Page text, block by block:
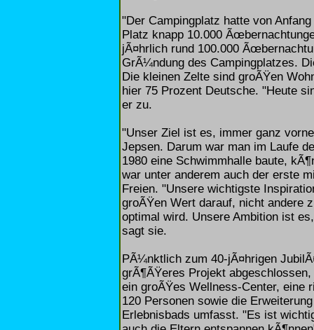
"Der Campingplatz hatte von
Platz knapp 10.000
jÃ¤hrlich rund 100.000
GrÃ¼ndung des Campingplatzes.
Die kleinen Zelte sind groÃŸen
hier 75 Prozent Deutsche. "Heute
er zu.
"Unser Ziel ist es, immer ganz
Jepsen. Darum war man im Laufe
1980 eine Schwimmhalle baute,
war unter anderem auch der erste
Freien. "Unsere wichtigste
groÃŸen Wert darauf, nicht andere
optimal wird. Unsere Ambition ist
sagt sie.
PÃ¼nktlich zum 40-jÃ¤hrigen
grÃ¶ÃŸeres Projekt
ein groÃŸes Wellness-Center, eine
120 Personen sowie die
Erlebnisbads umfasst. "Es ist